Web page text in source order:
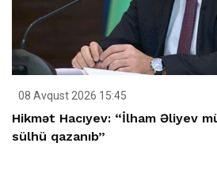
08 Avqust 2026 15:45
Hikmət Hacıyev: “İlham Əliyev
sülhü qazanıb”